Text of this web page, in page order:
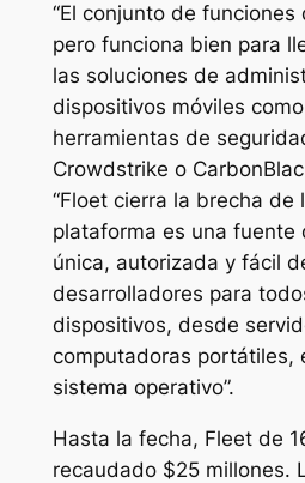
“El conjunto de funciones
pero funciona bien para
las soluciones de
dispositivos móviles
herramientas de
Crowdstrike o
“Floet cierra la brecha de
plataforma es una fuente
única, autorizada y fácil
desarrolladores para
dispositivos, desde
computadoras portátiles,
sistema operativo”.
Hasta la fecha, Fleet de
recaudado $25 millones.